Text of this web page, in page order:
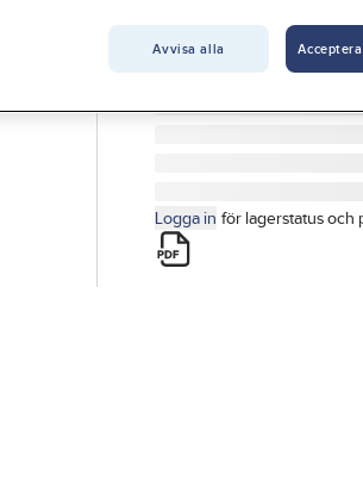
Jordbygel,
JORDBYGEL 63A 12MM
Logga in för lagerstatus och
Avvisa alla